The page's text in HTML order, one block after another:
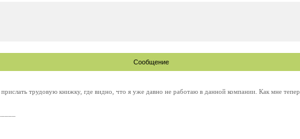
Сообщение
трудовую книжку, где видно, что я уже давно не работаю в данной компании. Как мне